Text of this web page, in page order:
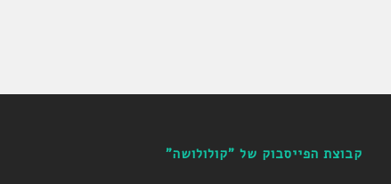
קבוצת הפייסבוק של "קולולושה"